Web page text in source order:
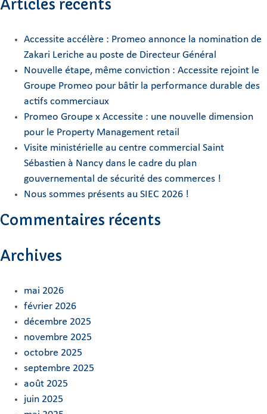
Articles récents
Accessite accélère : Promeo annonce la nomination de
Zakari Leriche au poste de Directeur Général
Nouvelle étape, même conviction : Accessite rejoint le
Groupe Promeo pour bâtir la performance durable des
actifs commerciaux
Promeo Groupe x Accessite : une nouvelle dimension
pour le Property Management retail
Visite ministérielle au centre commercial Saint
Sébastien à Nancy dans le cadre du plan
gouvernemental de sécurité des commerces !
Nous sommes présents au SIEC 2026 !
Commentaires récents
Archives
mai 2026
février 2026
décembre 2025
novembre 2025
octobre 2025
septembre 2025
août 2025
juin 2025